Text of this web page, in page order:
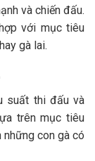
và chiến đấu.
với mục tiêu
gà lai.
suất thi đấu và
trên mục tiêu
con gà có